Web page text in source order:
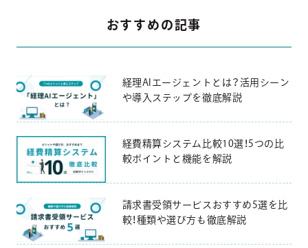
おすすめの記事
経理AIエージェントとは？活用シーン
や導入ステップを徹底解説
経費精算システム比較10選！5つの比
較ポイントと機能を解説
請求書受領サービスおすすめ5選を比
較！種類や選び方も徹底解説